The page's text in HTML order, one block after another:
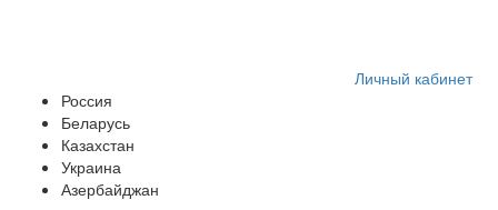
Личный кабинет
Россия
Беларусь
Казахстан
Украина
Азербайджан